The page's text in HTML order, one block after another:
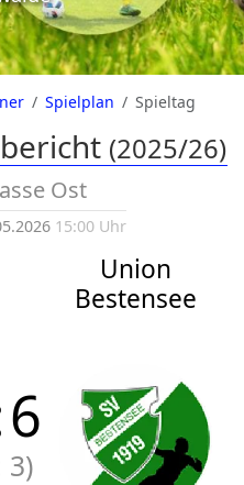
Spielplan Spieltag
(2025/26)
Ost
15:00 Uhr
Union
Bestensee
6
3)